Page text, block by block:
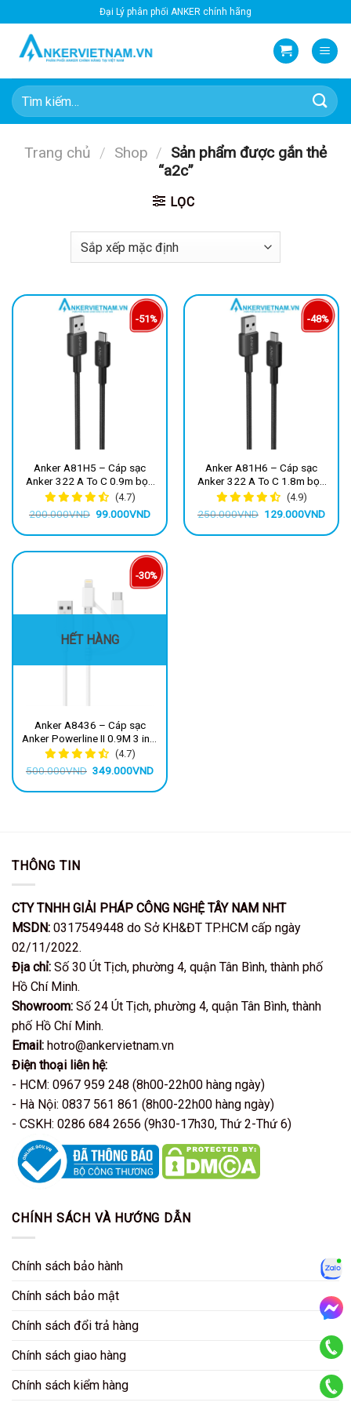
qua
Đại Lý phân phối ANKER chính hãng
Tìm
kiếm:
Trang chủ / Shop / Sản phẩm được gắn thẻ
“a2c”
LỌC
-51%
Anker A81H5 – Cáp sạc
Anker 322 A To C 0.9m bọc
dù, bền bỉ, sạc nhanh, an toàn
(4.7)
200.000VND Giá
là:
99.000VNDGiá
hiện
tại
99.000VND.
-48%
Anker A81H6 – Cáp sạc
Anker 322 A To C 1.8m bọc
dù, bền bỉ, sạc nhanh, an toàn
(4.9)
250.000VND Giá
là:
129.000VNDGiá
hiện
tại
-30%
HẾT HÀNG
Anker A8436 – Cáp sạc
Anker Powerline II 0.9M 3 in 1
(Lightning-Type C-Micro
USB)
(4.7)
500.000VND Giá
là:
349.000VNDGiá
hiện
tại
THÔNG TIN
CTY TNHH GIẢI PHÁP CÔNG NGHỆ TÂY NAM NHT
MSDN: 0317549448 do Sở KH&ĐT TP.HCM cấp ngày
02/11/2022.
Địa chỉ: Số 30 Út Tịch, phường 4, quận Tân Bình, thành phố
Hồ Chí Minh.
Showroom: Số 24 Út Tịch, phường 4, quận Tân Bình, thành
phố Hồ Chí Minh.
Email: hotro@ankervietnam.vn
Điện thoại liên hệ:
- HCM: 0967 959 248 (8h00-22h00 hàng ngày)
- Hà Nội: 0837 561 861 (8h00-22h00 hàng ngày)
- CSKH: 0286 684 2656 (9h30-17h30, Thứ 2-Thứ 6)
CHÍNH SÁCH VÀ HƯỚNG DẪN
Chính sách bảo hành
Chính sách bảo mật
Chính sách đổi trả hàng
Chính sách giao hàng
Chính sách kiểm hàng